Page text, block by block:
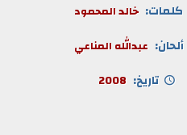
كلمات: خالد المحمود
ألحان: عبدالله المناعي
تاريخ: 2008